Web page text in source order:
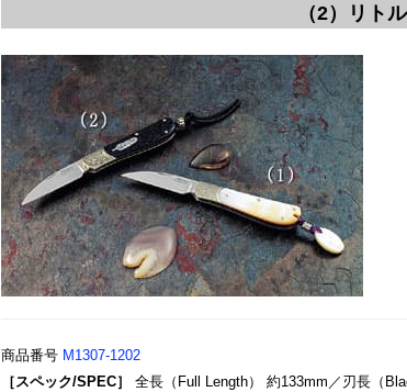
（2）リト
商品番号M1307-1202
［スペック/SPEC］
全長（Full Length） 約133mm／刃長（